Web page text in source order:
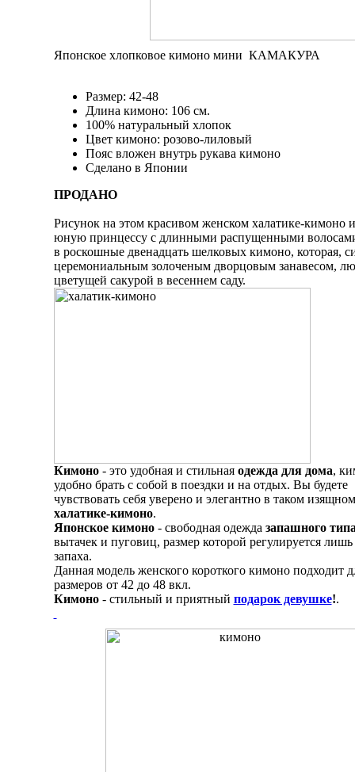
Японское хлопковое кимоно мини КАМАКУРА
Размер: 42-48
Длина кимоно: 106 см.
100% натуральный хлопок
Цвет кимоно: розово-лиловый
Пояс вложен внутрь рукава кимоно
Сделано в Японии
ПРОДАНО
Рисунок на этом красивом женском халатике-кимоно
юную принцессу с длинными распущенными
в роскошные двенадцать шелковых кимоно, которая,
церемониальным золоченым дворцовым занавесом,
цветущей сакурой в весеннем саду.
Кимоно- это удобная и стильная одежда для дома,
удобно брать с собой в поездки и на отдых. Вы будете
чувствовать себя уверено и элегантно в таком
халатике-кимоно.
Японское кимоно- свободная одежда запашного
вытачек и пуговиц, размер которой регулируется
запаха.
Данная модель женского короткого кимоно подходит
размеров от 42 до 48 вкл.
Кимоно- стильный и приятный подарок девушке!.